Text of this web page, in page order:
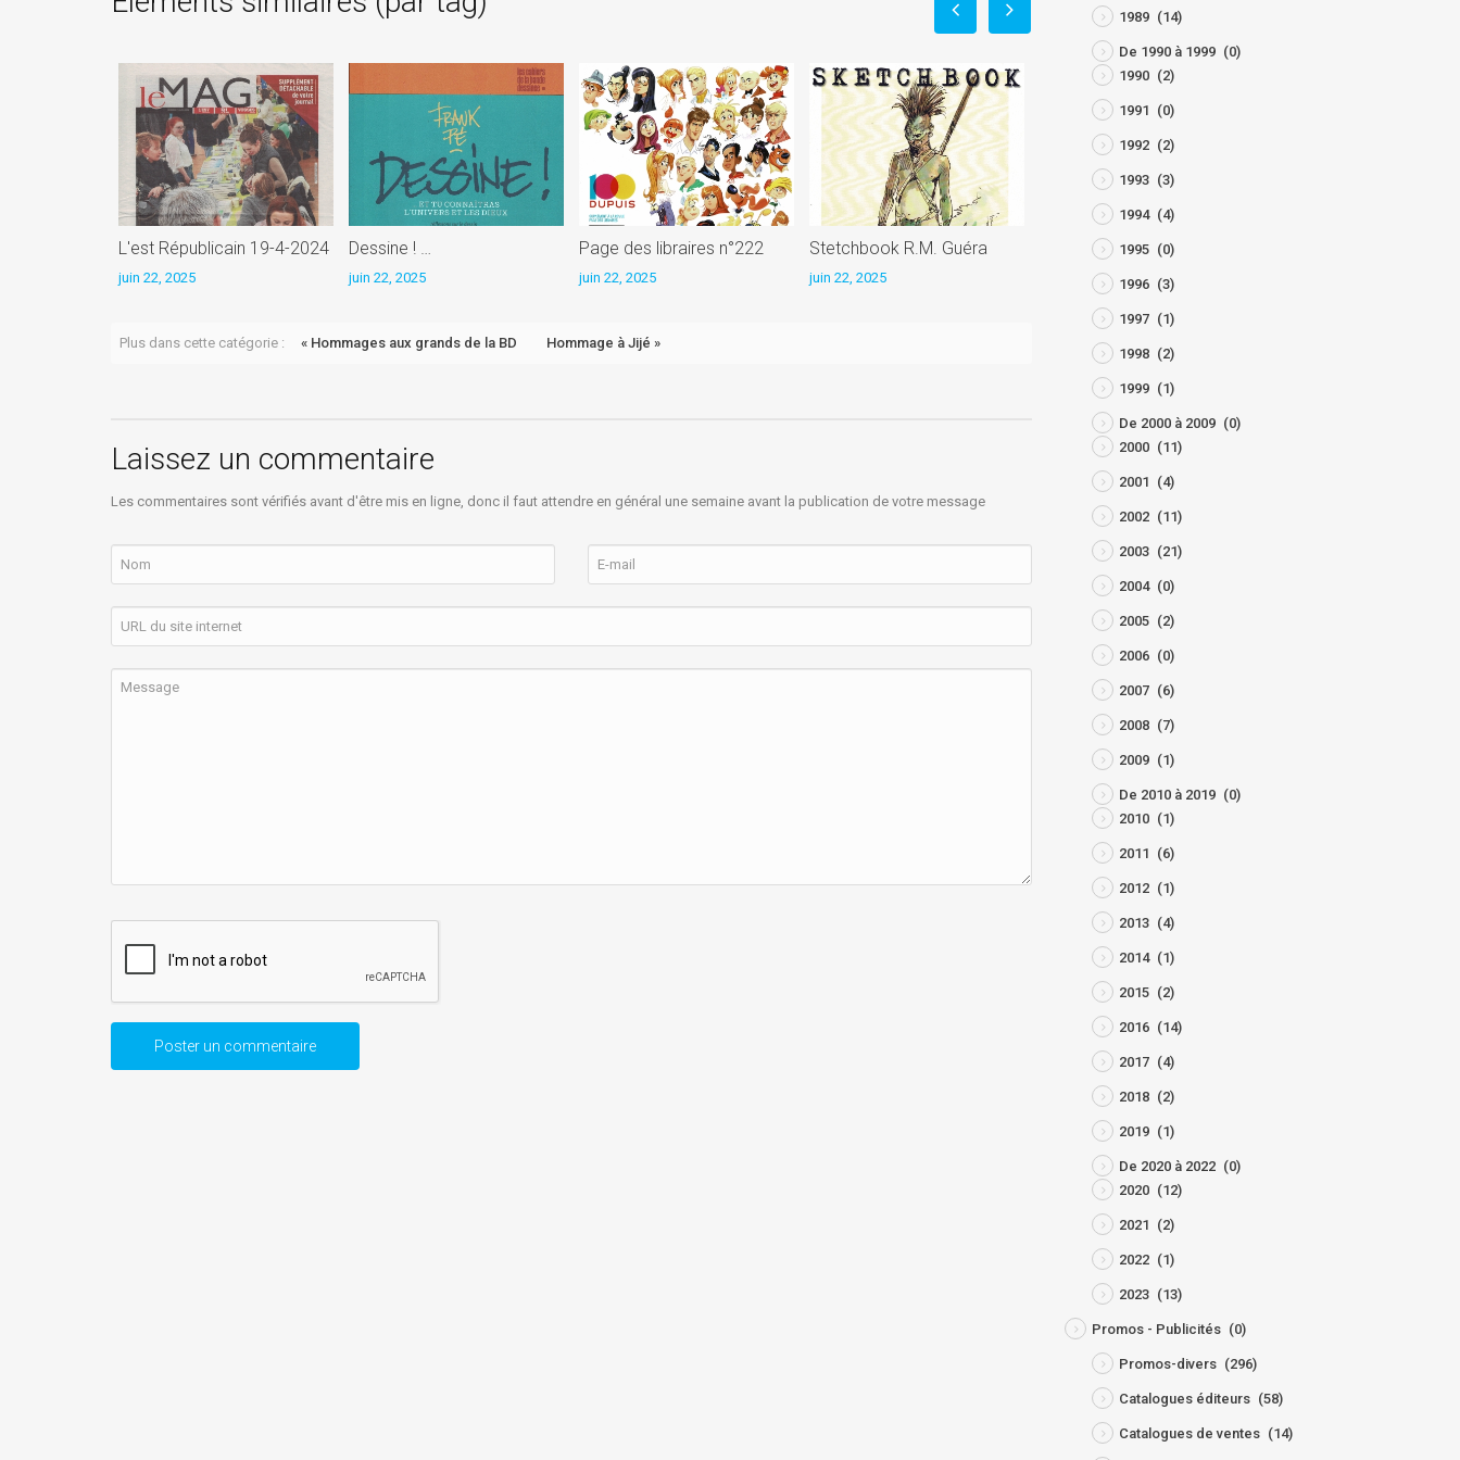
L'est Républicain 19-4-2024
juin 22, 2025
Dessine ! …
juin 22, 2025
Page des libraires n°222
juin 22, 2025
Stetchbook R.M. Guéra
juin 22, 2025
29° festival BD de Solliès
juin 22, 2025
Plus dans cette catégorie : « Hommages aux grands de la BD Hommage à Jijé »
Laissez un commentaire
Les commentaires sont vérifiés avant d'être mis en ligne, donc il faut attendre en général une semaine avant la publication de votre message
1989 (14)
De 1990 à 1999 (0)
1990 (2)
1991 (0)
1992 (2)
1993 (3)
1994 (4)
1995 (0)
1996 (3)
1997 (1)
1998 (2)
1999 (1)
De 2000 à 2009 (0)
2000 (11)
2001 (4)
2002 (11)
2003 (21)
2004 (0)
2005 (2)
2006 (0)
2007 (6)
2008 (7)
2009 (1)
De 2010 à 2019 (0)
2010 (1)
2011 (6)
2012 (1)
2013 (4)
2014 (1)
2015 (2)
2016 (14)
2017 (4)
2018 (2)
2019 (1)
De 2020 à 2022 (0)
2020 (12)
2021 (2)
2022 (1)
2023 (13)
Promos - Publicités (0)
Promos-divers (296)
Catalogues éditeurs (58)
Catalogues de ventes (14)